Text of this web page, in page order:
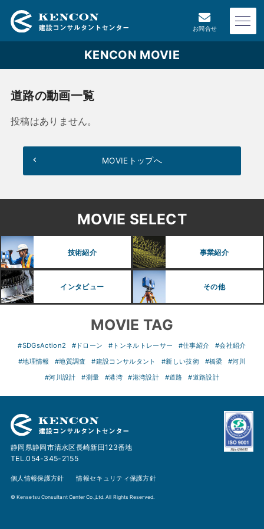
お問合せ
KENCON MOVIE
道路の動画一覧
投稿はありません。
MOVIEトップへ
MOVIE SELECT
技術紹介 事業紹介
インタビュー その他
MOVIE TAG
#SDGsAction2 #ドローン #トンネルトレーサー #仕事紹介
#会社紹介
#地理情報
#地質調査 #建設コンサルタント #新しい技術 #橋梁
#河川
#河川設計
#測量 #港湾 #港湾設計 #道路 #道路設計
静岡県静岡市清水区長崎新田123番地
TEL.054-345-2155
個人情報保護方針 情報セキュリティ保護方針
© Kensetsu Consultant Center Co.,Ltd. All Rights Reserved.